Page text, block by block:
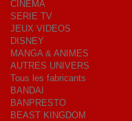
CINEMA
SERIE TV
JEUX VIDEOS
DISNEY
MANGA & ANIMES
AUTRES UNIVERS
Tous les fabricants
BANDAI
BANPRESTO
BEAST KINGDOM